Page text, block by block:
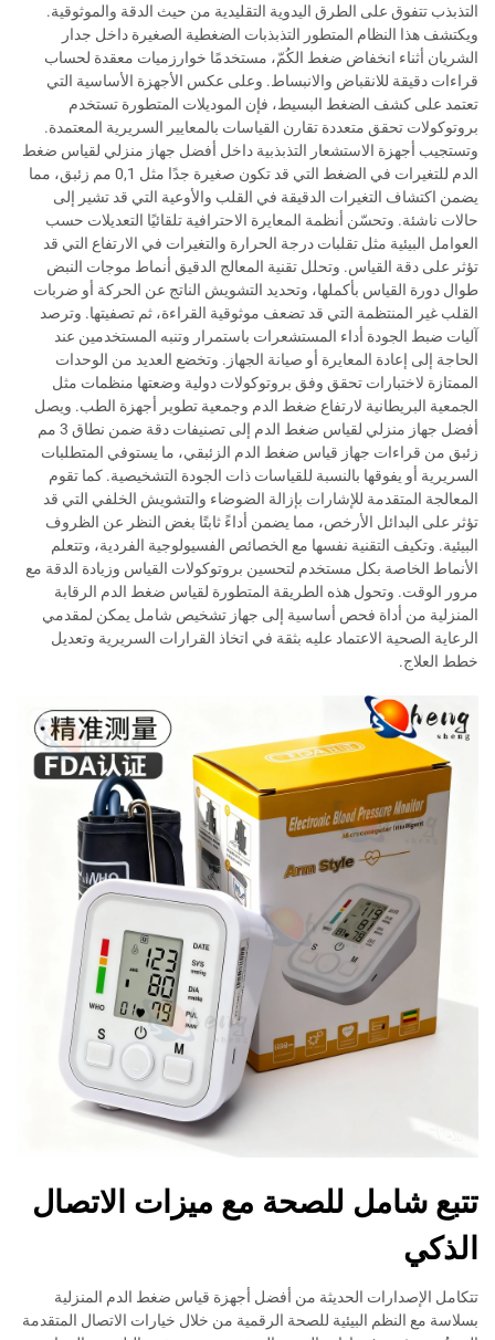
التذبذب تتفوق على الطرق اليدوية التقليدية من حيث الدقة والموثوقية.
ويكتشف هذا النظام المتطور التذبذبات الضغطية الصغيرة داخل جدار
الشريان أثناء انخفاض ضغط الكُمّ، مستخدمًا خوارزميات معقدة لحساب
قراءات دقيقة للانقباض والانبساط. وعلى عكس الأجهزة الأساسية التي
تعتمد على كشف الضغط البسيط، فإن الموديلات المتطورة تستخدم
بروتوكولات تحقق متعددة تقارن القياسات بالمعايير السريرية المعتمدة.
وتستجيب أجهزة الاستشعار التذبذبية داخل أفضل جهاز منزلي لقياس ضغط
الدم للتغيرات في الضغط التي قد تكون صغيرة جدًا مثل 0,1 مم زئبق، مما
يضمن اكتشاف التغيرات الدقيقة في القلب والأوعية التي قد تشير إلى
حالات ناشئة. وتحسّن أنظمة المعايرة الاحترافية تلقائيًا التعديلات حسب
العوامل البيئية مثل تقلبات درجة الحرارة والتغيرات في الارتفاع التي قد
تؤثر على دقة القياس. وتحلل تقنية المعالج الدقيق أنماط موجات النبض
طوال دورة القياس بأكملها، وتحديد التشويش الناتج عن الحركة أو ضربات
القلب غير المنتظمة التي قد تضعف موثوقية القراءة، ثم تصفيتها. وترصد
آليات ضبط الجودة أداء المستشعرات باستمرار وتنبه المستخدمين عند
الحاجة إلى إعادة المعايرة أو صيانة الجهاز. وتخضع العديد من الوحدات
الممتازة لاختبارات تحقق وفق بروتوكولات دولية وضعتها منظمات مثل
الجمعية البريطانية لارتفاع ضغط الدم وجمعية تطوير أجهزة الطب. ويصل
أفضل جهاز منزلي لقياس ضغط الدم إلى تصنيفات دقة ضمن نطاق 3 مم
زئبق من قراءات جهاز قياس ضغط الدم الزئبقي، ما يستوفي المتطلبات
السريرية أو يفوقها بالنسبة للقياسات ذات الجودة التشخيصية. كما تقوم
المعالجة المتقدمة للإشارات بإزالة الضوضاء والتشويش الخلفي التي قد
تؤثر على البدائل الأرخص، مما يضمن أداءً ثابتًا بغض النظر عن الظروف
البيئية. وتكيف التقنية نفسها مع الخصائص الفسيولوجية الفردية، وتتعلم
الأنماط الخاصة بكل مستخدم لتحسين بروتوكولات القياس وزيادة الدقة مع
مرور الوقت. وتحول هذه الطريقة المتطورة لقياس ضغط الدم الرقابة
المنزلية من أداة فحص أساسية إلى جهاز تشخيص شامل يمكن لمقدمي
الرعاية الصحية الاعتماد عليه بثقة في اتخاذ القرارات السريرية وتعديل
خطط العلاج.
تتبع شامل للصحة مع ميزات الاتصال
الذكي
تتكامل الإصدارات الحديثة من أفضل أجهزة قياس ضغط الدم المنزلية
بسلاسة مع النظم البيئية للصحة الرقمية من خلال خيارات الاتصال المتقدمة